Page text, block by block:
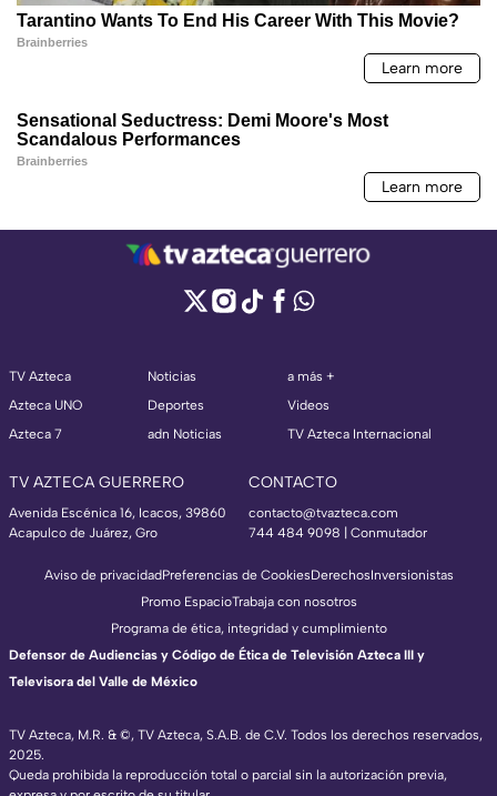
TV Azteca
Azteca UNO
Azteca 7
Noticias
Deportes
adn Noticias
a más +
Videos
TV Azteca Internacional
TV AZTECA GUERRERO
Avenida Escénica 16, Icacos, 39860
Acapulco de Juárez, Gro
CONTACTO
contacto@tvazteca.com
744 484 9098 | Conmutador
TV Azteca, M.R. & ©, TV Azteca, S.A.B. de C.V. Todos los derechos reservados,
2025.
Queda prohibida la reproducción total o parcial sin la autorización previa,
Aviso de privacidadPreferencias de CookiesDerechosInversionistas
Promo EspacioTrabaja con nosotros
Programa de ética, integridad y cumplimiento
Defensor de Audiencias y Código de Ética de Televisión Azteca III y
Televisora del Valle de México